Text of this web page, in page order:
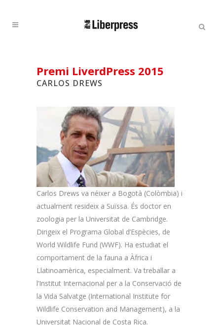
Cercar
Premi LiverdPress 2015
CARLOS DREWS
Carlos Drews va néixer a Bogotà (Colòmbia) i
actualment resideix a Suïssa. És doctor en
zoologia per la Universitat de Cambridge.
Dirigeix el Programa Global d’Espècies, de
World Wildlife Fund (WWF). Ha estudiat el
comportament de la fauna a Àfrica i
Llatinoamèrica, especialment. Va treballar a
l’Institut Internacional per a la Conservació de
la Vida Salvatge (International Institute for
Wildlife Conservation and Management), a la
Universitat Nacional de Costa Rica.